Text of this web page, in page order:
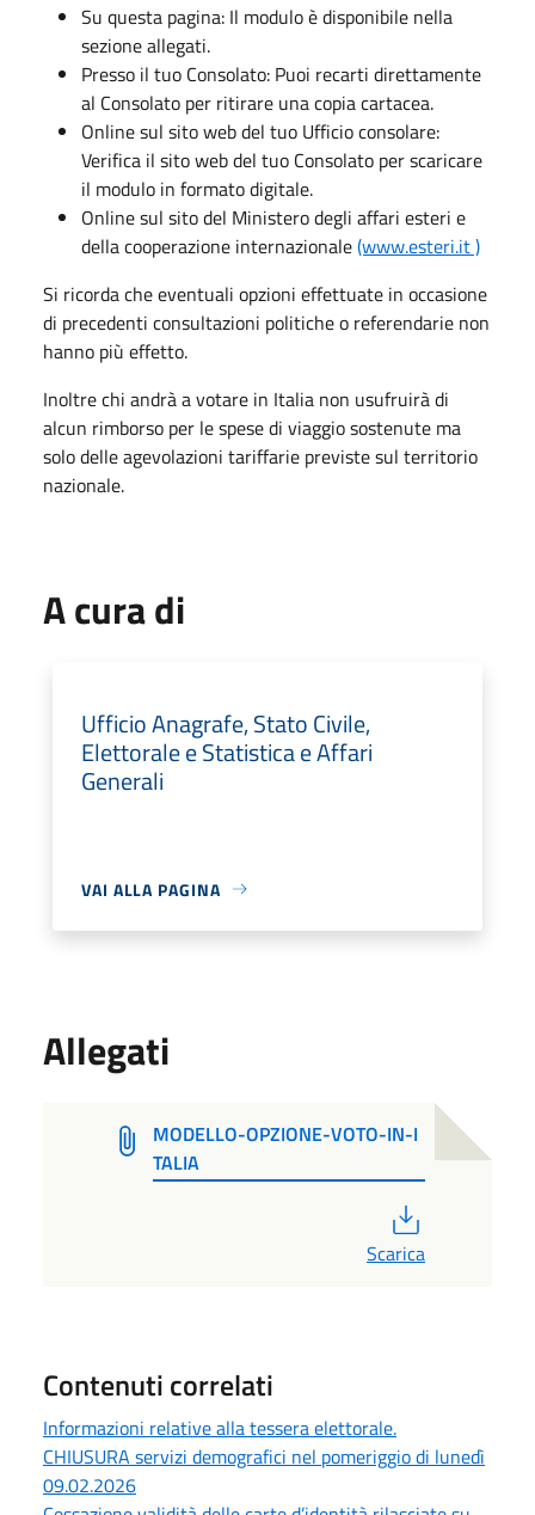
Su questa pagina: Il modulo è disponibile nella
sezione allegati.
Presso il tuo Consolato: Puoi recarti direttamente
al Consolato per ritirare una copia cartacea.
Online sul sito web del tuo Ufficio consolare:
Verifica il sito web del tuo Consolato per scaricare
il modulo in formato digitale.
Online sul sito del Ministero degli affari esteri e
della cooperazione internazionale(www.esteri.it )
Si ricorda che eventuali opzioni effettuate in occasione
di precedenti consultazioni politiche o referendarie non
hanno più effetto.
Inoltre chi andrà a votare in Italia non usufruirà di
alcun rimborso per le spese di viaggio sostenute ma
solo delle agevolazioni tariffarie previste sul territorio
nazionale.
A cura di
Ufficio Anagrafe, Stato Civile,
Elettorale e Statistica e Affari
Generali
VAI ALLA PAGINA
Allegati
MODELLO-OPZIONE-VOTO-IN-I
TALIA
Scarica
Contenuti correlati
Informazioni relative alla tessera elettorale.
CHIUSURA servizi demografici nel pomeriggio di lunedì
09.02.2026